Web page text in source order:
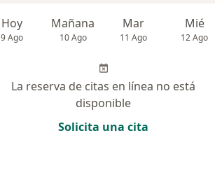
Hoy
9 Ago
Mañana
10 Ago
Mar
11 Ago
Mié
12 Ago
La reserva de citas en línea no está
disponible
Solicita una cita